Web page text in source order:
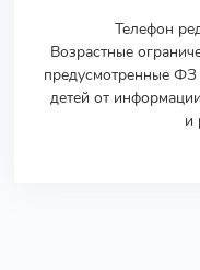
Телефон
Возрастные
предусмотренные
детей от
и